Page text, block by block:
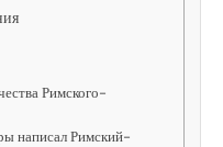
Римского-
написал Римский-